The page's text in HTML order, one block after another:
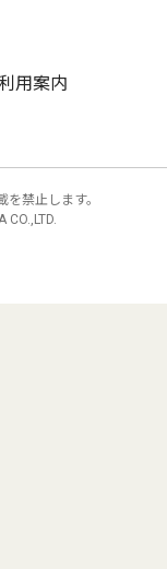
用案内
禁止します。
CO.,LTD.